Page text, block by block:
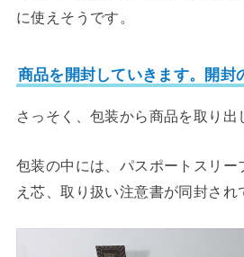
に使えそうです。
商品を開封していきます。開封
さっそく、包装から商品を取り出
包装の中には、パスポートスリー
え芯、取り扱い注意書が同封され